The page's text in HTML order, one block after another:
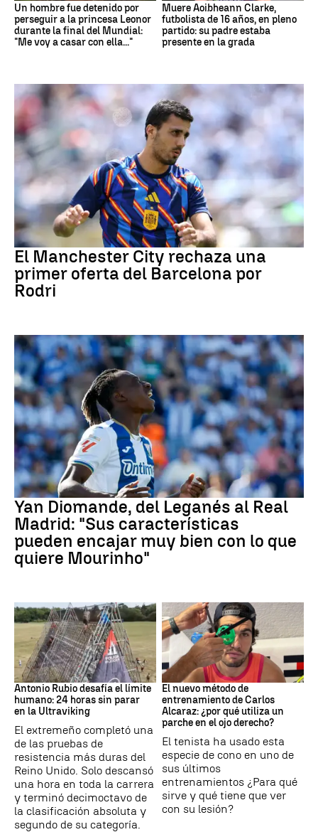
Un hombre fue detenido por
perseguir a la princesa Leonor
durante la final del Mundial:
"Me voy a casar con ella..."
Muere Aoibheann Clarke,
futbolista de 16 años, en pleno
partido: su padre estaba
presente en la grada
Fútbol
El Manchester City rechaza una
primer oferta del Barcelona por
Rodri
Real Madrid
Yan Diomande, del Leganés al Real
Madrid: "Sus características
pueden encajar muy bien con lo que
quiere Mourinho"
Ultraviking
Antonio Rubio desafía el límite
humano: 24 horas sin parar
en la Ultraviking
El extremeño completó una
de las pruebas de
resistencia más duras del
Reino Unido. Solo descansó
una hora en toda la carrera
y terminó decimoctavo de
la clasificación absoluta y
segundo de su categoría.
Tenis
El nuevo método de
entrenamiento de Carlos
Alcaraz: ¿por qué utiliza un
parche en el ojo derecho?
El tenista ha usado esta
especie de cono en uno de
sus últimos
entrenamientos ¿Para qué
sirve y qué tiene que ver
con su lesión?